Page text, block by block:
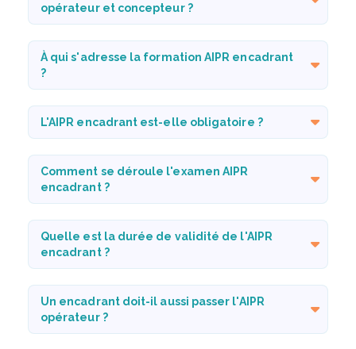
opérateur et concepteur ?
À qui s'adresse la formation AIPR encadrant
?
L'AIPR encadrant est-elle obligatoire ?
Comment se déroule l'examen AIPR
encadrant ?
Quelle est la durée de validité de l'AIPR
encadrant ?
Un encadrant doit-il aussi passer l'AIPR
opérateur ?